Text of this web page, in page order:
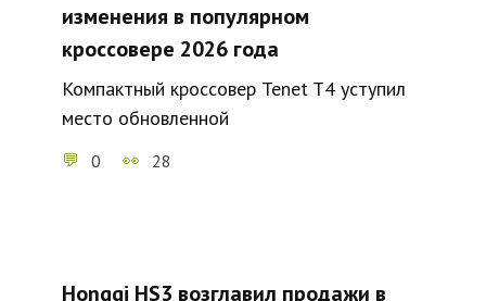
изменения в популярном
кроссовере 2026 года
Компактный кроссовер Tenet T4 уступил
место обновленной
0 28
Hongqi HS3 возглавил продажи в